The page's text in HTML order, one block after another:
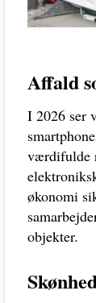
Affald
I 2026 ser
værdifulde
økonomi
objekter.